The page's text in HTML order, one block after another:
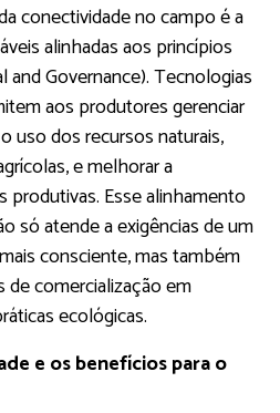
conectividade no campo é a
alinhadas aos princípios
and Governance). Tecnologias
aos produtores gerenciar
uso dos recursos naturais,
e melhorar a
produtivas. Esse alinhamento
só atende a exigências de um
consciente, mas também
comercialização em
ecológicas.
e os benefícios para o